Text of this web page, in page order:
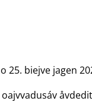
25. biejve jagen